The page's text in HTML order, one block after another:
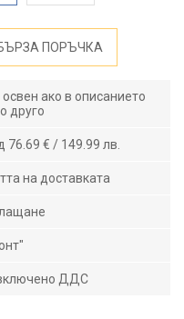
ПОРЪЧКА
освен ако в описанието
друго
76.69 € / 149.99 лв.
на доставката
включено ДДС